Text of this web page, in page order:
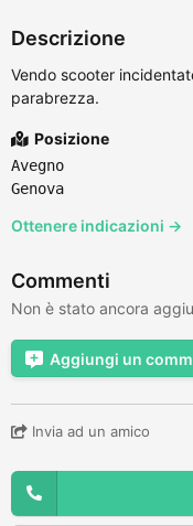
Descrizione
Vendo scooter
parabrezza.
Posizione
Avegno
Genova
Ottenere indicazioni →
Commenti
Non è stato ancora
Aggiungi un
Invia ad un amico